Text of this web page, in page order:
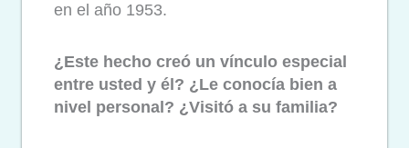
en el año 1953.
¿Este hecho creó un vínculo especial
entre usted y él? ¿Le conocía bien a
nivel personal? ¿Visitó a su familia?